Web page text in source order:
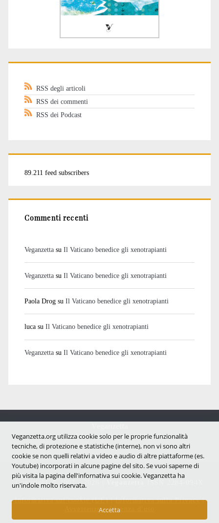
RSS degli articoli
RSS dei commenti
RSS dei Podcast
89.211 feed subscribers
Commenti recenti
Veganzettasu Il Vaticano benedice gli xenotrapianti
Veganzettasu Il Vaticano benedice gli xenotrapianti
Paola Drogsu Il Vaticano benedice gli xenotrapianti
lucasu Il Vaticano benedice gli xenotrapianti
Veganzettasu Il Vaticano benedice gli xenotrapianti
Notizie dal mondo vegan e antispecista
Copyright © 2007 - 2026 |
Informativa sui cookie (UE)|Informativa sulla Privacy|
Avvertenze e Licenza d'uso
Veganzetta.org utilizza cookie solo per le proprie funzionalità
tecniche, di protezione e statistiche (interne), non vi sono altri
cookie se non quelli relativi a video e audio di altre piattaforme (es.
Youtube) incorporati in alcune pagine del sito. Se vuoi saperne di
più visita la pagina dell'infornativa sui cookie. Veganzetta ha
un'indole molto riservata.
Accetta